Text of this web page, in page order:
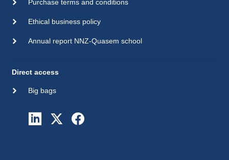
Purchase terms and conditions
Ethical business policy
Annual report NNZ-Quasem school
Direct access
Big bags